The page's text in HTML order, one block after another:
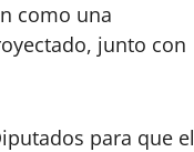
como una
junto con
para que el